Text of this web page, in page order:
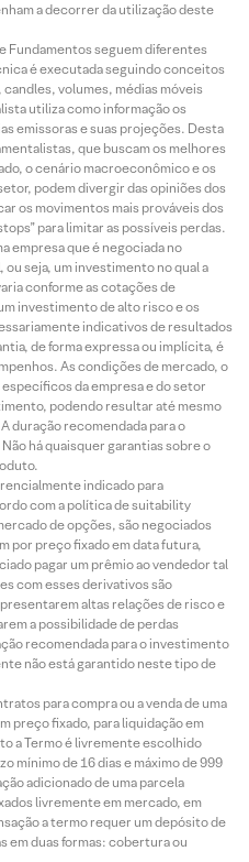
a decorrer da utilização deste
Fundamentos seguem diferentes
é executada seguindo conceitos
volumes, médias móveis
utiliza como informação os
emissoras e suas projeções. Desta
que buscam os melhores
o cenário macroeconômico e os
podem divergir das opiniões dos
os movimentos mais prováveis dos
para limitar as possíveis perdas.
empresa que é negociada no
seja, um investimento no qual a
conforme as cotações de
investimento de alto risco e os
indicativos de resultados
de forma expressa ou implícita, é
As condições de mercado, o
da empresa e do setor
podendo resultar até mesmo
duração recomendada para o
há quaisquer garantias sobre o
indicado para
com a política de suitability
de opções, são negociados
por preço fixado em data futura,
pagar um prêmio ao vendedor tal
com esses derivativos são
altas relações de risco e
a possibilidade de perdas
recomendada para o investimento
não está garantido neste tipo de
para compra ou a venda de uma
preço fixado, para liquidação em
a Termo é livremente escolhido
mínimo de 16 dias e máximo de 999
adicionado de uma parcela
livremente em mercado, em
a termo requer um depósito de
em duas formas: cobertura ou